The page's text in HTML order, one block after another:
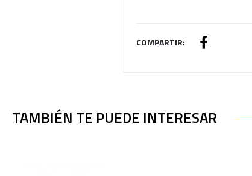
COMPARTIR:
TAMBIÉN TE PUEDE INTERESAR